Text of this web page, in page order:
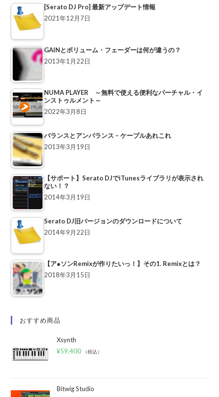
[Serato DJ Pro] 最新アップデート情報
2021年12月7日
GAINとボリューム・フェーダーは何が違うの？
2013年1月22日
NUMA PLAYER ～無料で使える便利なバーチャル・イ
ンストゥルメント～
2022年3月8日
バランスとアンバランス – ケーブルあれこれ
2013年3月19日
【サポート】Serato DJでiTunesライブラリが表示され
ない！？
2014年3月19日
Serato DJ旧バージョンのダウンロードについて
2014年9月22日
【ア●ソンRemixが作りたいっ！】その1. Remixとは？
2018年3月15日
おすすめ商品
Xsynth
¥59,400 （税込）
Bitwig Studio